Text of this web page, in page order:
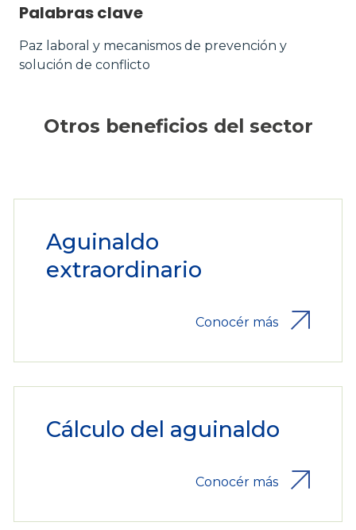
Palabras clave
Paz laboral y mecanismos de prevención y
solución de conflicto
Otros beneficios del sector
Aguinaldo
extraordinario
Conocér más
Cálculo del aguinaldo
Conocér más